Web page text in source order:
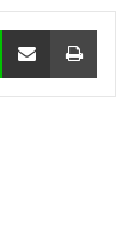
Line Share via Email Print